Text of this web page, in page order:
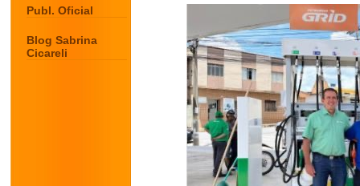
Publ. Oficial
Blog Sabrina
Cicareli